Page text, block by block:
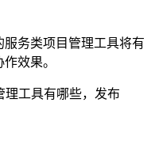
务类项目管理工具将有
效果。
工具有哪些，发布